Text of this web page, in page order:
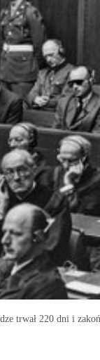
trwał 220 dni i